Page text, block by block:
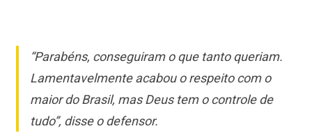
“Parabéns, conseguiram o que tanto queriam.
Lamentavelmente acabou o respeito com o
maior do Brasil, mas Deus tem o controle de
tudo”, disse o defensor.